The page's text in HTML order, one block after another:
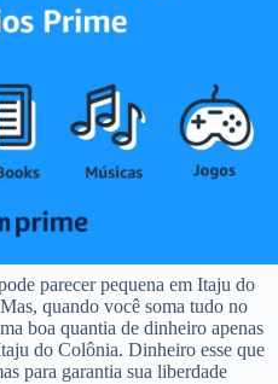
parecer pequena em Itaju do
quando você soma tudo no
boa quantia de dinheiro apenas
do Colônia. Dinheiro esse que
para garantia sua liberdade